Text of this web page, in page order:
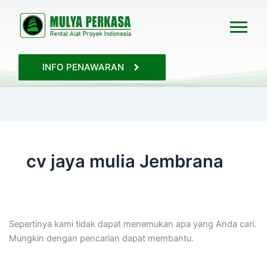
INFO PENAWARAN
cv jaya mulia Jembrana
Sepertinya kami tidak dapat menemukan apa yang Anda cari.
Mungkin dengan pencarian dapat membantu.
Cari
untuk: